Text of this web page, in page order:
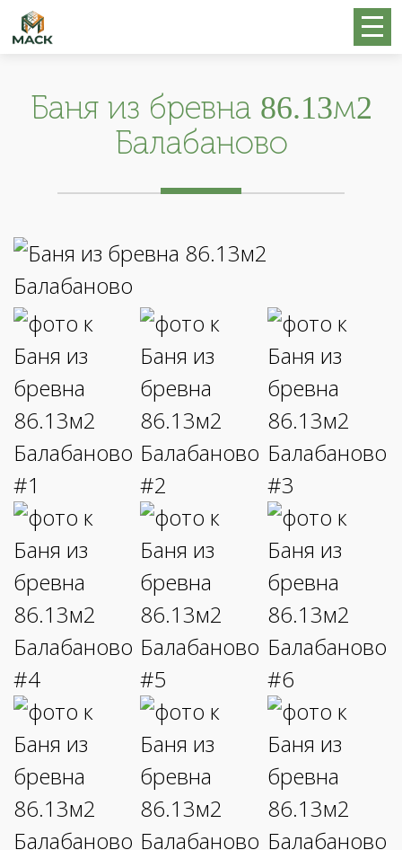
Баня из бревна 86.13м2
Балабаново